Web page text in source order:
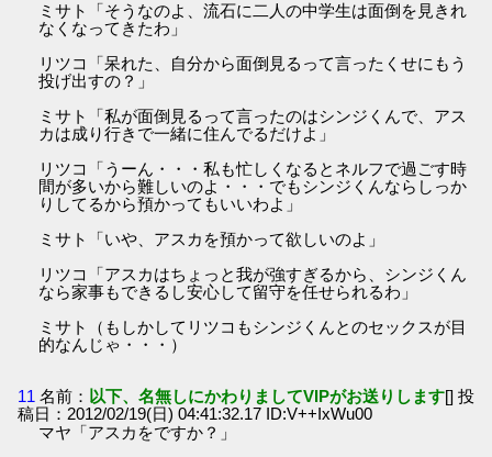
ミサト「そうなのよ、流石に二人の中学生は面倒を見きれ
なくなってきたわ」
リツコ「呆れた、自分から面倒見るって言ったくせにもう
投げ出すの？」
ミサト「私が面倒見るって言ったのはシンジくんで、アス
カは成り行きで一緒に住んでるだけよ」
リツコ「うーん・・・私も忙しくなるとネルフで過ごす時
間が多いから難しいのよ・・・でもシンジくんならしっか
りしてるから預かってもいいわよ」
ミサト「いや、アスカを預かって欲しいのよ」
リツコ「アスカはちょっと我が強すぎるから、シンジくん
なら家事もできるし安心して留守を任せられるわ」
ミサト（もしかしてリツコもシンジくんとのセックスが目
的なんじゃ・・・）
11 名前： 以下、名無しにかわりましてVIPがお送りします[] 投
稿日：2012/02/19(日) 04:41:32.17 ID:V++IxWu00
マヤ「アスカをですか？」